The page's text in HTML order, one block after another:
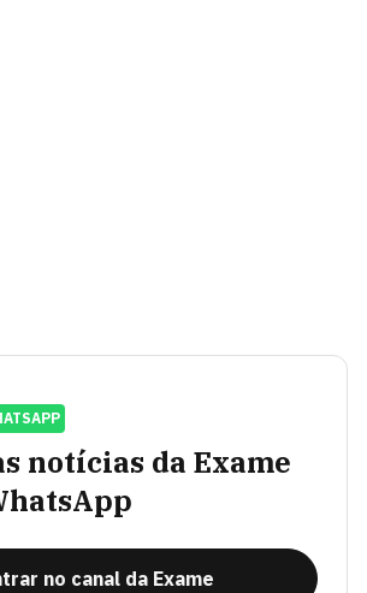
notícias da Exame
no canal da Exame